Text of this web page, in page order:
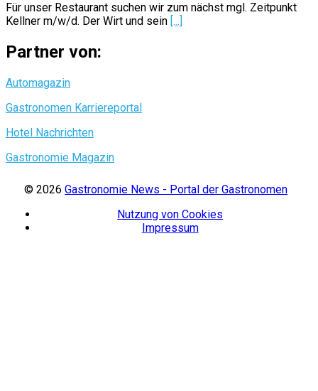
Für unser Restaurant suchen wir zum nächst mgl. Zeitpunkt
Kellner m/w/d. Der Wirt und sein [...]
Partner von:
Automagazin
Gastronomen Karriereportal
Hotel Nachrichten
Gastronomie Magazin
© 2026Gastronomie News - Portal der Gastronomen
Nutzung von Cookies
Impressum